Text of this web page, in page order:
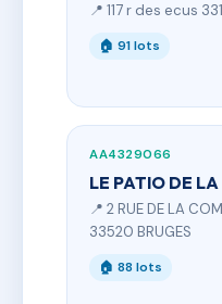
📍 117 r des ecus
🏠 91 lots
AA4329066
LE PATIO DE LA
📍 2 RUE DE LA
33520 BRUGES
🏠 88 lots